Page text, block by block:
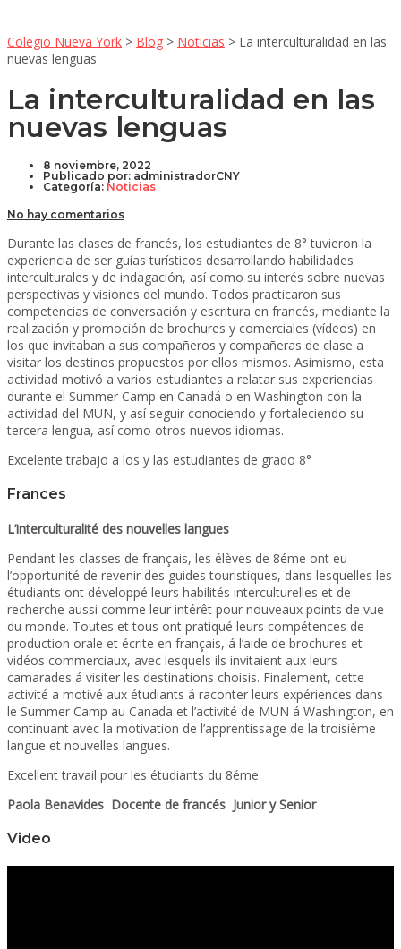
Colegio Nueva York > Blog > Noticias > La interculturalidad en las
nuevas lenguas
La interculturalidad en las
nuevas lenguas
8 noviembre, 2022
Publicado por: administradorCNY
Categoría: Noticias
No hay comentarios
Durante las clases de francés, los estudiantes de 8° tuvieron la
experiencia de ser guías turísticos desarrollando habilidades
interculturales y de indagación, así como su interés sobre nuevas
perspectivas y visiones del mundo. Todos practicaron sus
competencias de conversación y escritura en francés, mediante la
realización y promoción de brochures y comerciales (vídeos) en
los que invitaban a sus compañeros y compañeras de clase a
visitar los destinos propuestos por ellos mismos. Asimismo, esta
actividad motivó a varios estudiantes a relatar sus experiencias
durante el Summer Camp en Canadá o en Washington con la
actividad del MUN, y así seguir conociendo y fortaleciendo su
tercera lengua, así como otros nuevos idiomas.
Excelente trabajo a los y las estudiantes de grado 8°
Frances
L’interculturalité des nouvelles langues
Pendant les classes de français, les élèves de 8éme ont eu
l’opportunité de revenir des guides touristiques, dans lesquelles les
étudiants ont développé leurs habilités interculturelles et de
recherche aussi comme leur intérêt pour nouveaux points de vue
du monde. Toutes et tous ont pratiqué leurs compétences de
production orale et écrite en français, á l’aide de brochures et
vidéos commerciaux, avec lesquels ils invitaient aux leurs
camarades á visiter les destinations choisis. Finalement, cette
activité a motivé aux étudiants á raconter leurs expériences dans
le Summer Camp au Canada et l’activité de MUN á Washington, en
continuant avec la motivation de l’apprentissage de la troisième
langue et nouvelles langues.
Excellent travail pour les étudiants du 8éme.
Paola Benavides Docente de francés Junior y Senior
Video